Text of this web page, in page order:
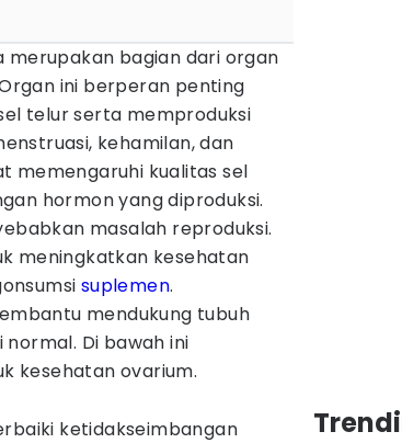
merupakan bagian dari organ
ini berperan penting
telur serta memproduksi
kehamilan, dan
memengaruhi kualitas sel
hormon yang diproduksi.
masalah reproduksi.
meningkatkan kesehatan
suplemen.
mendukung tubuh
Di bawah ini
kesehatan ovarium.
ketidakseimbangan